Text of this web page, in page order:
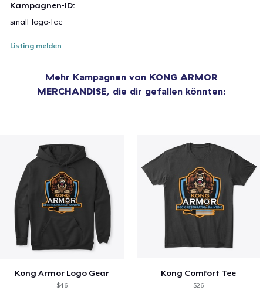
Kampagnen-ID:
small_logo-tee
Listing melden
Mehr Kampagnen von KONG ARMOR
MERCHANDISE, die dir gefallen könnten:
Kong Armor Logo Gear
$46
Kong Comfort Tee
$26